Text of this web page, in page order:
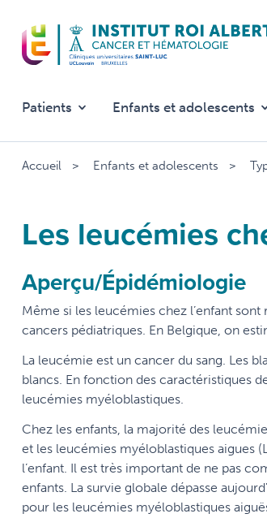
contenu
principal
Patients Enfants et adolescents
Accueil Enfants et adolescents
Les leucémies
Aperçu/Épidémiologie
Même si les leucémies chez l’enfant
cancers pédiatriques. En Belgique, on
La leucémie est un cancer du sang. Les
blancs. En fonction des caractéristiques
leucémies myéloblastiques.
Chez les enfants, la majorité des
et les leucémies myéloblastiques aigues
l’enfant. Il est très important de ne pas
enfants. La survie globale dépasse
pour les leucémies myéloblastiques